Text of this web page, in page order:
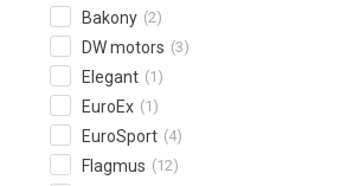
Bakony (2)
DW motors (3)
Elegant (1)
EuroEx (1)
EuroSport (4)
Flagmus (12)